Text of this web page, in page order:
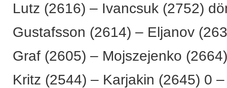
Lutz (2616) – Ivancsuk (2752)
Gustafsson (2614) – Eljanov
Graf (2605) – Mojszejenko
Kritz (2544) – Karjakin (2645) 0